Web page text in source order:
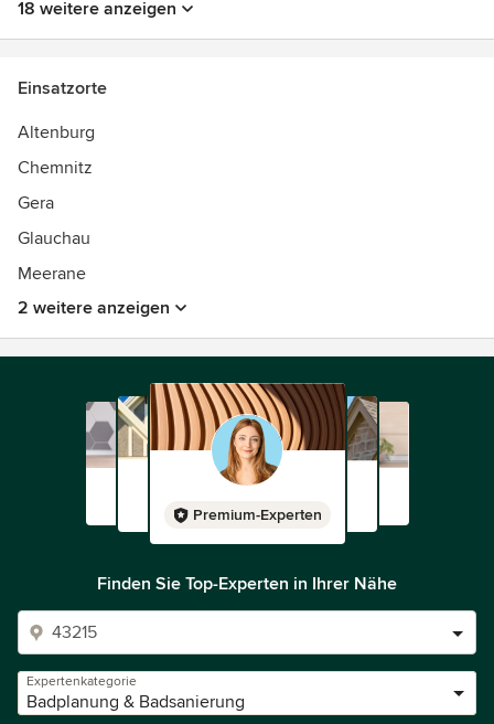
18 weitere anzeigen
Einsatzorte
Altenburg
Chemnitz
Gera
Glauchau
Meerane
2 weitere anzeigen
Premium-Experten
Finden Sie Top-Experten in Ihrer Nähe
Expertenkategorie
Badplanung & Badsanierung